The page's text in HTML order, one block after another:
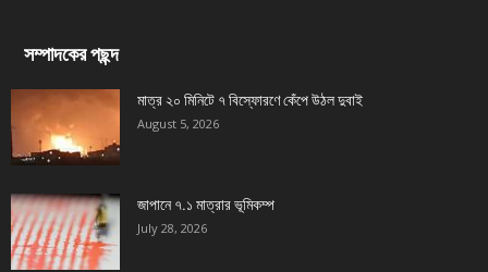
সম্পাদকের পছন্দ
মাত্র ২০ মিনিটে ৭ বিস্ফোরণে কেঁপে উঠল দুবাই
August 5, 2026
জাপানে ৭.১ মাত্রার ভূমিকম্প
July 28, 2026